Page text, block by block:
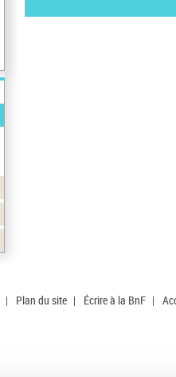
| Plan du site | Écrire à la BnF |